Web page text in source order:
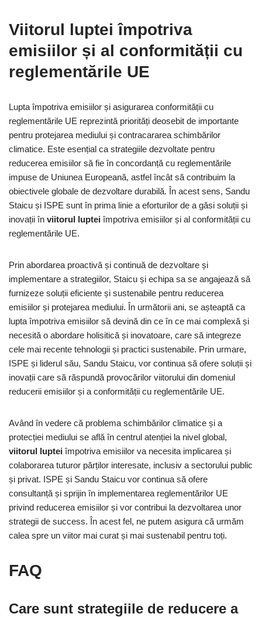
Viitorul luptei împotriva
emisiilor și al conformității cu
reglementările UE
Lupta împotriva emisiilor și asigurarea conformității cu
reglementările UE reprezintă priorități deosebit de importante
pentru protejarea mediului și contracararea schimbărilor
climatice. Este esențial ca strategiile dezvoltate pentru
reducerea emisiilor să fie în concordanță cu reglementările
impuse de Uniunea Europeană, astfel încât să contribuim la
obiectivele globale de dezvoltare durabilă. În acest sens, Sandu
Staicu și ISPE sunt în prima linie a eforturilor de a găsi soluții și
inovații în viitorul luptei împotriva emisiilor și al conformității cu
reglementările UE.
Prin abordarea proactivă și continuă de dezvoltare și
implementare a strategiilor, Staicu și echipa sa se angajează să
furnizeze soluții eficiente și sustenabile pentru reducerea
emisiilor și protejarea mediului. În următorii ani, se așteaptă ca
lupta împotriva emisiilor să devină din ce în ce mai complexă și
necesită o abordare holisitică și inovatoare, care să integreze
cele mai recente tehnologii și practici sustenabile. Prin urmare,
ISPE și liderul său, Sandu Staicu, vor continua să ofere soluții și
inovații care să răspundă provocărilor viitorului din domeniul
reducerii emisiilor și a conformității cu reglementările UE.
Având în vedere că problema schimbărilor climatice și a
protecției mediului se află în centrul atenției la nivel global,
viitorul luptei împotriva emisiilor va necesita implicarea și
colaborarea tuturor părților interesate, inclusiv a sectorului public
și privat. ISPE și Sandu Staicu vor continua să ofere
consultanță și sprijin în implementarea reglementărilor UE
privind reducerea emisiilor și vor contribui la dezvoltarea unor
strategii de success. În acest fel, ne putem asigura că urmăm
calea spre un viitor mai curat și mai sustenabil pentru toți.
FAQ
Care sunt strategiile de reducere a